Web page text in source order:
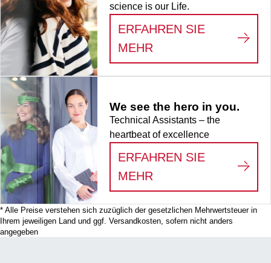
science is our Life.
ERFAHREN SIE
MEHR
We see the hero in you.
Technical Assistants – the
heartbeat of excellence
ERFAHREN SIE
MEHR
WE SEE THE
* Alle Preise verstehen sich zuzüglich der gesetzlichen Mehrwertsteuer in
Ihrem jeweiligen Land und ggf. Versandkosten, sofern nicht anders
angegeben